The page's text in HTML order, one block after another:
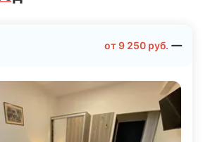
трансфер на
с шезлонгами и навесами. Wi-Fi
и собаками.
от9 250 руб.